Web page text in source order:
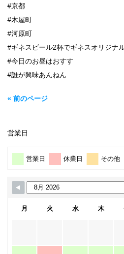
#京都
#木屋町
#河原町
#ギネスビール2杯でギネスオリジナ
#今日のお昼はおすす
#誰が興味あんねん
« 前のページ
営業日
営業日 休業日 その他
月 火 水 木